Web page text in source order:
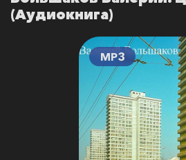
(Аудиокнига)
MP3